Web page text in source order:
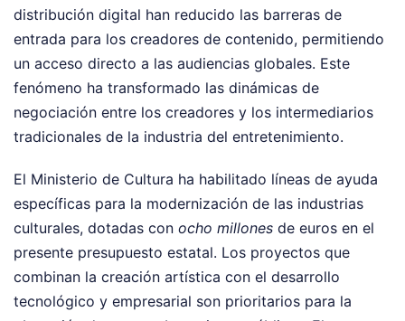
distribución digital han reducido las barreras de
entrada para los creadores de contenido, permitiendo
un acceso directo a las audiencias globales. Este
fenómeno ha transformado las dinámicas de
negociación entre los creadores y los intermediarios
tradicionales de la industria del entretenimiento.
El Ministerio de Cultura ha habilitado líneas de ayuda
específicas para la modernización de las industrias
culturales, dotadas con ocho millones de euros en el
presente presupuesto estatal. Los proyectos que
combinan la creación artística con el desarrollo
tecnológico y empresarial son prioritarios para la